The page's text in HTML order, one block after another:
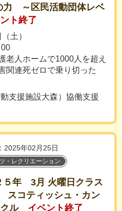
力 ～区民活動団体レベ
ト終了
土）
老人ホームで1000人を超え
関連死ゼロで乗り切った
支援施設大森）協働支援
2025年02月25日
・レクリエーション
５年 3月 火曜日クラス
コティッシュ・カン
ル
イベント終了